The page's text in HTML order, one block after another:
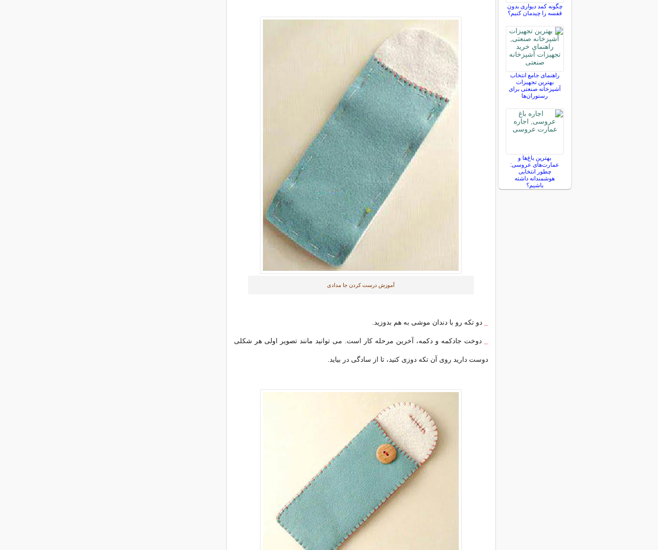
آموزش درست کردن جا مدادی
دو تکه رو با دندان موشی به هم بدوزید.
دوخت جادکمه و دکمه، آخرین مرحله کار است. می توانید مانند تصویر اولی هر شکلی
دوست دارید روی آن تکه دوزی کنید، تا از سادگی در بیاید.
چگونه کمد دیواری بدون
قفسه را چیدمان کنیم؟
راهنمای جامع انتخاب
بهترین تجهیزات
آشپزخانه صنعتی برای
رستوران‌ها
بهترین باغ‌ها و
عمارت‌های عروسی:
چطور انتخابی
هوشمندانه داشته
باشیم؟